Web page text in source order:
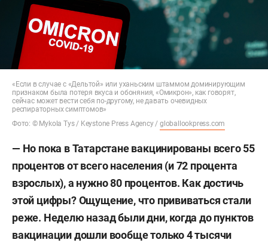
«Если в случае с «Дельтой» или уханьским штаммом доминирующим
признаком была потеря вкуса и обоняния, «Омикрон», как говорят,
сейчас может вести себя по-другому, не давать очевидных
респираторных симптомов»
Фото: © Mykola Tys / Keystone Press Agency /globallookpress.com
— Но пока в Татарстане вакцинированы всего 55
процентов от всего населения (и 72 процента
взрослых), а нужно 80 процентов. Как достичь
этой цифры? Ощущение, что прививаться стали
реже. Неделю назад были дни, когда до пунктов
вакцинации дошли вообще только 4 тысячи